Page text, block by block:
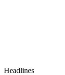
Headlines